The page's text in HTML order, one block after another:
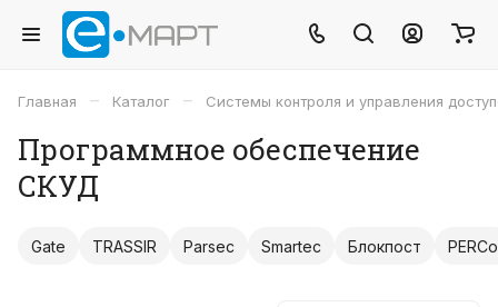
Главная – Каталог – Системы контроля и управления
Программное обеспечение
СКУД
Gate TRASSIR Parsec Smartec Блокпост PERCo